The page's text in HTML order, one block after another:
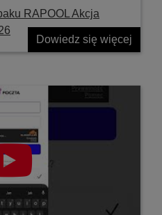
RAPOOL Akcja
Dowiedz się więcej